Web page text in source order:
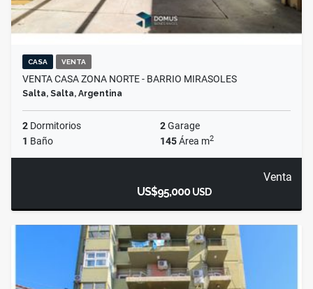
CASA VENTA
VENTA CASA ZONA NORTE - BARRIO MIRASOLES
Salta, Salta, Argentina
2 Dormitorios 2Garage
1 Baño 145Área m2
Venta
US$95,000USD